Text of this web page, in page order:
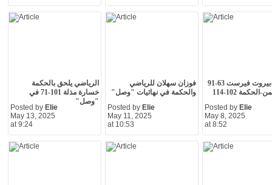
الرياضي يلحق بالحكمة
خسارة مذلة 101-71 في
"وصل"
Posted by Elie
May 13, 2025
at 9:24
فوزان سهلان للرياضي
والحكمة في نهائيات "وصل"
Posted by Elie
May 11, 2025
at 10:53
حراجل-بيروت فيرست 63-91
102-114
Posted by Elie
May 8, 2025
at 8:52